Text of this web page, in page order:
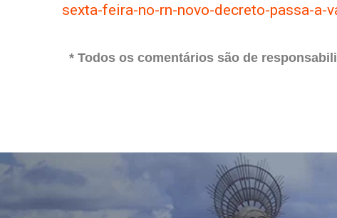
sexta-feira-no-rn-novo-decreto-passa-a-
* Todos os comentários são de